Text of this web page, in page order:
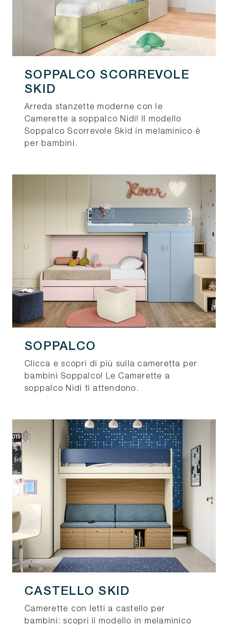
SOPPALCO SCORREVOLE
SKID
Arreda stanzette moderne con le
Camerette a soppalco Nidi! Il modello
Soppalco Scorrevole Skid in melaminico è
per bambini.
SOPPALCO
Clicca e scopri di più sulla cameretta per
bambini Soppalco! Le Camerette a
soppalco Nidi ti attendono.
CASTELLO SKID
Camerette con letti a castello per
bambini: scopri il modello in melaminico